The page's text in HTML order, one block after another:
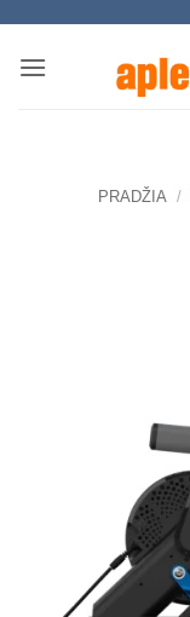
content
PRADŽIA /